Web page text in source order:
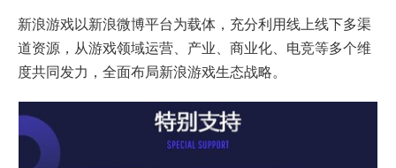
新浪游戏以新浪微博平台为载体，充分利用线上线下多渠
道资源，从游戏领域运营、产业、商业化、电竞等多个维
度共同发力，全面布局新浪游戏生态战略。